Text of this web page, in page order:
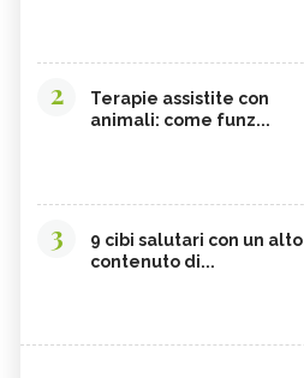
2
Terapie assistite con
animali: come funz...
3
9 cibi salutari con un alto
contenuto di...